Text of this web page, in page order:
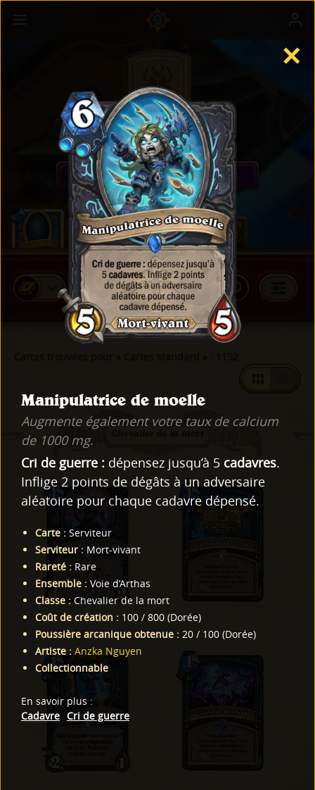
Cartes standard
J’ACHÈTE DES PAQUETS DE CARTES !
✕
Manipulatrice de moelle
Augmente également votre taux de calcium
de 1000 mg.
Cri de guerre : dépensez jusqu’à 5 cadavres.
Inflige 2 points de dégâts à un adversaire
aléatoire pour chaque cadavre dépensé.
Carte : Serviteur
Serviteur : Mort-vivant
Rareté : Rare
Ensemble : Voie d’Arthas
Classe : Chevalier de la mort
Coût de création : 100 / 800 (Dorée)
Poussière arcanique obtenue : 20 / 100 (Dorée)
Artiste : Anzka Nguyen
Collectionnable
En savoir plus :
Cadavre Cri de guerre